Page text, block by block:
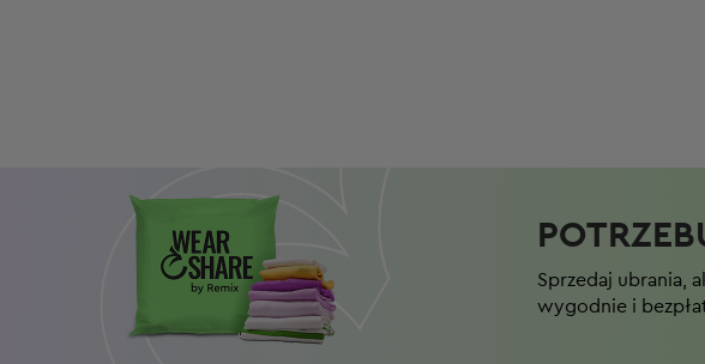
Sprzedaj ubrania,
wygodnie i